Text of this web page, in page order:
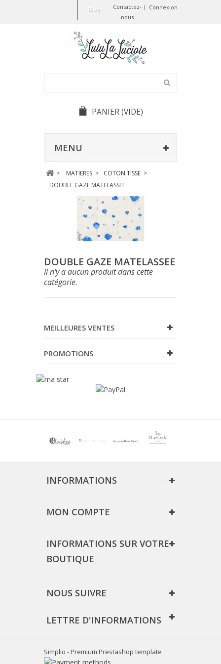
Connexion
Contactez-
nous
Blog
PANIER(VIDE)
MENU
> MATIERES > COTON TISSE >
DOUBLE GAZE MATELASSEE
DOUBLE GAZE MATELASSEE
Il n'y a aucun produit dans cette
catégorie.
MEILLEURES VENTES
PROMOTIONS
INFORMATIONS
MON COMPTE
INFORMATIONS SUR VOTRE
BOUTIQUE
NOUS SUIVRE
LETTRE D'INFORMATIONS
Simplio - Premium Prestashop template